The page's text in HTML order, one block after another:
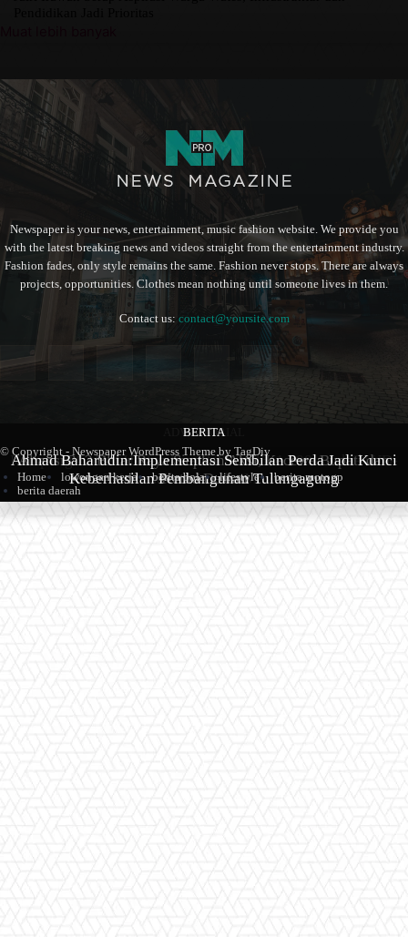
ADVERTORIAL
Kampung Coklat Harlah ke -12 Th 2026, 1.700 Anak PAUD-
TK Ramaikan Lomba Mewarna
BERITA
Aliansi 212 Blitar Raya Siapkan Aksi, Kecewa Bupati dan
Ketua Dewan
BERITA
Ahmad Baharudin:Implementasi Sembilan Perda Jadi Kunci
Keberhasilan Pembangunan Tulungagung
Newspaper is your news, entertainment, music fashion website. We provide you
with the latest breaking news and videos straight from the entertainment industry.
Fashion fades, only style remains the same. Fashion never stops. There are always
projects, opportunities. Clothes mean nothing until someone lives in them.
Contact us: contact@yoursite.com
© Copyright - Newspaper WordPress Theme by TagDiv
Home
lowongan kerja berita bola lifestyle
berita motogp
berita daerah